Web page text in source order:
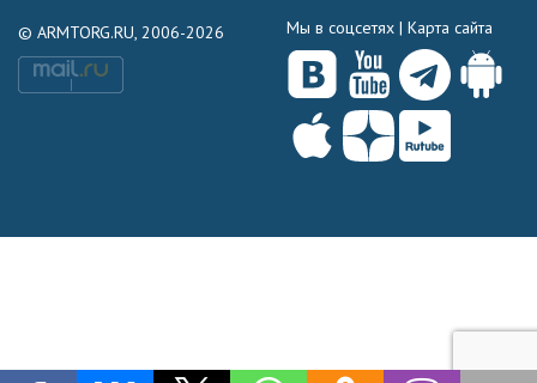
© ARMTORG.RU, 2006-2026 Мы в соцсетях | Карта сайта